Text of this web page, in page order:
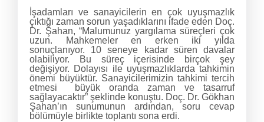
İşadamları ve sanayicilerin en çok uyuşmazlık
çıktığı zaman sorun yaşadıklarını ifade eden Doç.
Dr. Şahan, “Malumunuz yargılama süreçleri çok
uzun. Mahkemeler en erken iki yılda
sonuçlanıyor. 10 seneye kadar süren davalar
olabiliyor. Bu süreç içerisinde birçok şey
değişiyor. Dolayısı ile uyuşmazlıklarda tahkimin
önemi büyüktür. Sanayicilerimizin tahkimi tercih
etmesi büyük oranda zaman ve tasarruf
sağlayacaktır” şeklinde konuştu. Doç. Dr. Gökhan
Şahan’ın sunumunun ardından, soru cevap
bölümüyle birlikte toplantı sona erdi.